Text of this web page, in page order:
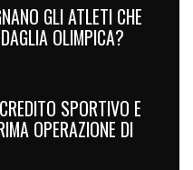
GLI ATLETI CHE
OLIMPICA?
SPORTIVO E
OPERAZIONE DI